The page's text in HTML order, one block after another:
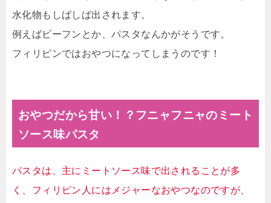
水化物もしばしば出されます。
例えばビーフンとか、パスタなんかがそうです。
フィリピンではおやつになってしまうのです！
おやつだから甘い！？フニャフニャのミート
ソース味パスタ
パスタは、主にミートソース味で出されることが多
く、フィリピン人にはメジャーなおやつなのですが、